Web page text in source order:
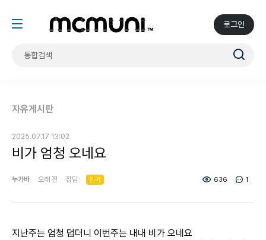
로그인
자유게시판
2025.07.17 13:02
비가 엄청 오네요
누가바 오래 전 잡담 인기 636 1
지난주는 엄청 덥더니 이번주는 내내 비가 오네요